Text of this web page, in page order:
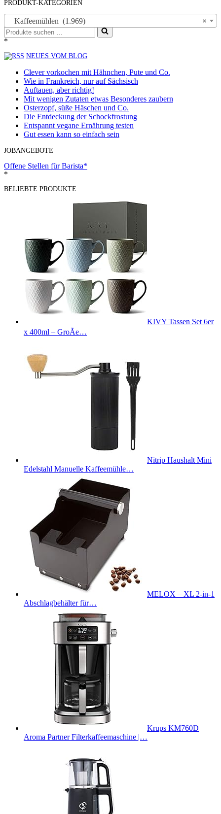
PRODUKT-KATEGORIEN
×
Kaffeemühlen (1.969)
Suchen
nach …
*
NEUES VOM BLOG
Clever vorkochen mit Hähnchen, Pute und Co.
Wie in Frankreich, nur auf Sächsisch
Auftauen, aber richtig!
Mit wenigen Zutaten etwas Besonderes zaubern
Osterzopf, süße Häschen und Co.
Die Entdeckung der Schockfrostung
Entspannt vegane Ernährung testen
Gut essen kann so einfach sein
JOBANGEBOTE
Offene Stellen für Barista*
*
BELIEBTE PRODUKTE
KIVY Tassen Set 6er
x 400ml – GroÃe…
Nitrip Haushalt Mini
Edelstahl Manuelle Kaffeemühle…
MELOX – XL 2-in-1
Abschlagbehälter für…
Krups KM760D
Aroma Partner Filterkaffeemaschine |…